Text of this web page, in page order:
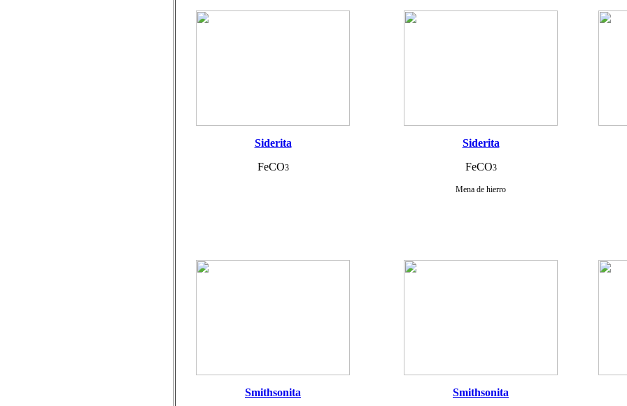
Siderita
FeCO3
Siderita
FeCO3
Mena de hierro
Smithsonita Smithsonita